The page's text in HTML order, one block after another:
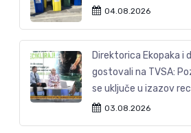
04.08.2026
Direktorica Ekopaka i
gostovali na TVSA:
se uključe u izazov
03.08.2026